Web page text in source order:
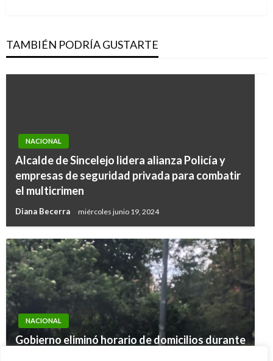
TAMBIÉN PODRÍA GUSTARTE
NACIONAL
Alcalde de Sincelejo lidera alianza Policía y
empresas de seguridad privada para combatir
el multicrimen
Diana Becerra miércoles junio 19, 2024
NACIONAL
Gobierno eliminó horario de domicilios durante
NACIONAL
NACIONAL